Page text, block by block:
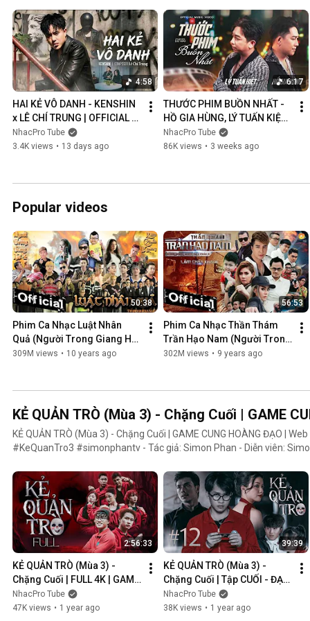
4:58
HAI KẺ VÔ DANH - KENSHIN
x LÊ CHÍ TRUNG | OFFICIAL
MUSIC VIDEO
NhacPro Tube
3.4K views • 13 days ago
6:17
THƯỚC PHIM BUỒN NHẤT -
HỒ GIA HÙNG, LÝ TUẤN KIỆT |
OFFICIAL MUSIC VIDEO
NhacPro Tube
86K views • 3 weeks ago
Popular videos
50:38
Phim Ca Nhạc Luật Nhân
Quả (Người Trong Giang Hồ
4) - Lâm Chấn Khang 2016
309M views • 10 years ago
56:53
Phim Ca Nhạc Thần Thám
Trần Hạo Nam (Người Trong
Giang Hồ 5) - Lâm Chấn
302M views • 9 years ago
KẺ QUẢN TRÒ (Mùa 3) - Chặng Cuối | GAME
KẺ QUẢN TRÒ (Mùa 3) - Chặng Cuối | GAME CUNG HOÀNG ĐẠO |
#KeQuanTro3 #simonphantv - Tác giả: Simon Phan - Diễn viên: Simon Phan, Bnat, Huỳnh Nhựt,
hơi hướng của show truyền hình thực tế, nhưng dần trở nên đen tối
người chiến thắng cuối cùng?. Mục đích của KẺ QUẢN TRÒ là gì?. Và
mặt nạ. Tất cả sẽ tiết lộ trong seri web drama KẺ QUẢN TRÒ (Mùa
Huỳnh Nhựt _ Diễn viên Huỳnh Nhựt Bnat _ Ca sĩ Bnat Bảo Ngân _
TikToker Trúc Khánh Duy _ Nghệ sĩ Khánh Duy Simon Phan _ Em trai
2:56:33
KẺ QUẢN TRÒ (Mùa 3) -
Chặng Cuối | FULL 4K | GAME
CUNG HOÀNG ĐẠO || Web
Drama 2025
NhacPro Tube
47K views • 1 year ago
39:39
KẺ QUẢN TRÒ (Mùa 3) -
Chặng Cuối | Tập CUỐI - ĐẠI
KẾT CỤC | GAME CUNG
HOÀNG ĐẠO || Web Drama
NhacPro Tube
38K views • 1 year ago